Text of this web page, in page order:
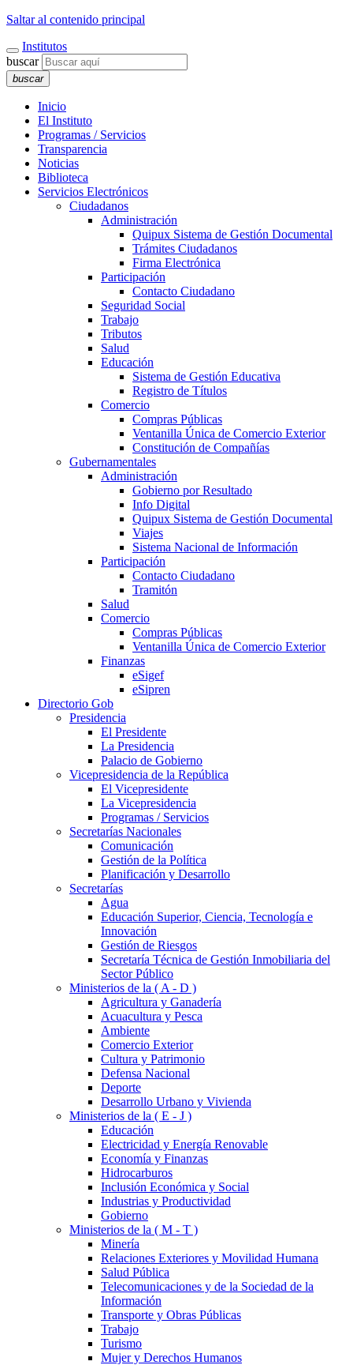
Saltar al contenido principal
Institutos
buscar
buscar
Inicio
El Instituto
Programas / Servicios
Transparencia
Noticias
Biblioteca
Servicios Electrónicos
Ciudadanos
Administración
Quipux Sistema de Gestión Documental
Trámites Ciudadanos
Firma Electrónica
Participación
Contacto Ciudadano
Seguridad Social
Trabajo
Tributos
Salud
Educación
Sistema de Gestión Educativa
Registro de Títulos
Comercio
Compras Públicas
Ventanilla Única de Comercio Exterior
Constitución de Compañías
Gubernamentales
Administración
Gobierno por Resultado
Info Digital
Quipux Sistema de Gestión Documental
Viajes
Sistema Nacional de Información
Participación
Contacto Ciudadano
Tramitón
Salud
Comercio
Compras Públicas
Ventanilla Única de Comercio Exterior
Finanzas
eSigef
eSipren
Directorio Gob
Presidencia
El Presidente
La Presidencia
Palacio de Gobierno
Vicepresidencia de la República
El Vicepresidente
La Vicepresidencia
Programas / Servicios
Secretarías Nacionales
Comunicación
Gestión de la Política
Planificación y Desarrollo
Secretarías
Agua
Educación Superior, Ciencia, Tecnología e
Innovación
Gestión de Riesgos
Secretaría Técnica de Gestión Inmobiliaria del
Sector Público
Ministerios de la ( A - D )
Agricultura y Ganadería
Acuacultura y Pesca
Ambiente
Comercio Exterior
Cultura y Patrimonio
Defensa Nacional
Deporte
Desarrollo Urbano y Vivienda
Ministerios de la ( E - J )
Educación
Electricidad y Energía Renovable
Economía y Finanzas
Hidrocarburos
Inclusión Económica y Social
Industrias y Productividad
Gobierno
Ministerios de la ( M - T )
Minería
Relaciones Exteriores y Movilidad Humana
Salud Pública
Telecomunicaciones y de la Sociedad de la
Información
Transporte y Obras Públicas
Trabajo
Turismo
Mujer y Derechos Humanos